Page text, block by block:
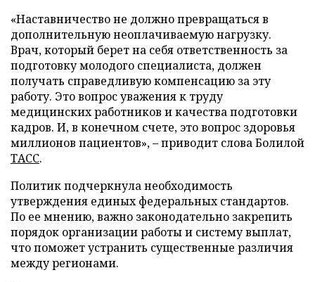
«Наставничество не должно превращаться в
дополнительную неоплачиваемую нагрузку.
Врач, который берет на себя ответственность за
подготовку молодого специалиста, должен
получать справедливую компенсацию за эту
работу. Это вопрос уважения к труду
медицинских работников и качества подготовки
кадров. И, в конечном счете, это вопрос здоровья
миллионов пациентов», – приводит слова Болилой
ТАСС.
Политик подчеркнула необходимость
утверждения единых федеральных стандартов.
По ее мнению, важно законодательно закрепить
порядок организации работы и систему выплат,
что поможет устранить существенные различия
между регионами.